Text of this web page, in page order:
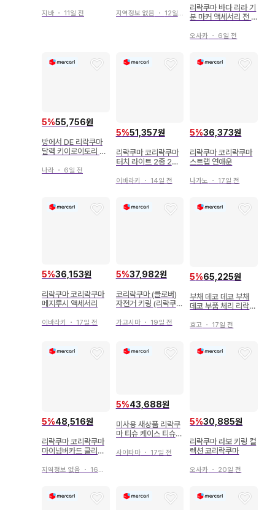
지바 ・ 11일 전 지역정보 없음 ・ 12일 전
리락쿠마 바다 리라 기
분 마커 액세서리 전 5
오사카 ・ 6일 전
5%55,756원
방에서 DE 리락쿠마
달력 키이로이토리 미
나라 ・ 6일 전
5%51,357원
리락쿠마 코리락쿠마
터치 라이트 2종 2세
이바라키 ・ 14일 전
5%36,373원
리락쿠마 코리락쿠마
스트랩 연애운
나가노 ・ 17일 전
5%36,153원
리락쿠마 코리락쿠마
메지루시 액세서리
이바라키 ・ 17일 전
5%37,982원
코리락쿠마 (클로버)
자전거 키링 (리락쿠
가고시마・ 19일 전
5%65,225원
부채 데코 데코 부채
데코 부품 체리 리락쿠
효고 ・ 17일 전
5%48,516원
리락쿠마 코리락쿠마
마이넘버카드 클리어
스
지역정보 없음 ・ 16일 전
5%43,688원
미사용 새상품 리락쿠
마 티슈 케이스 티슈
사이타마・ 17일 전
5%30,885원
리락쿠마 라보 키링 컬
렉션 코리락쿠마
오사카 ・ 20일 전